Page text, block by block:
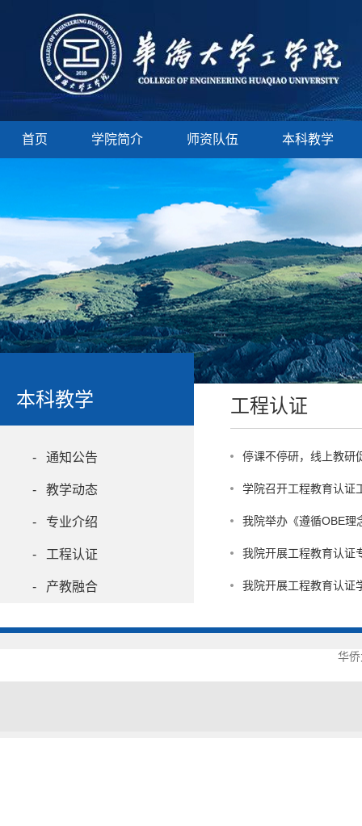
首页 学院简介 师资队伍 本科教学
本科教学
- 通知公告
- 教学动态
- 专业介绍
- 工程认证
- 产教融合
工程认证
停课不停研，线上教研
学院召开工程教育认证
我院举办《遵循OBE理
我院开展工程教育认证
我院开展工程教育认证
华